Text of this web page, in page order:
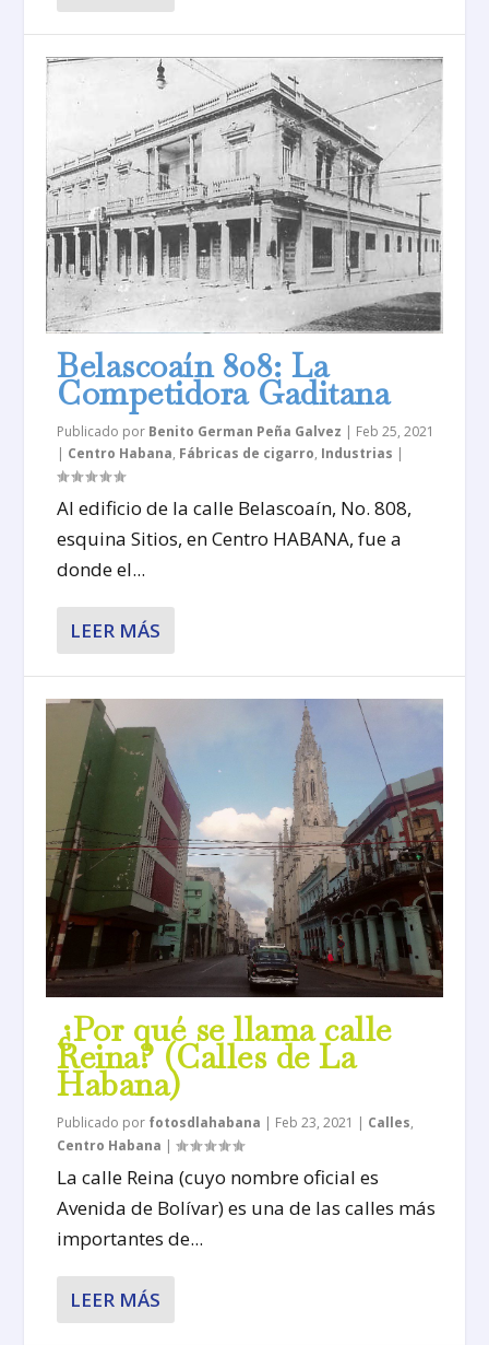
Belascoaín 808: La
Competidora Gaditana
Publicado por Benito German Peña Galvez | Feb 25, 2021
| Centro Habana, Fábricas de cigarro, Industrias |
Al edificio de la calle Belascoaín, No. 808,
esquina Sitios, en Centro HABANA, fue a
donde el...
LEER MÁS
¿Por qué se llama calle
Reina? (Calles de La
Habana)
Publicado por fotosdlahabana | Feb 23, 2021 | Calles,
Centro Habana |
La calle Reina (cuyo nombre oficial es
Avenida de Bolívar) es una de las calles más
importantes de...
LEER MÁS